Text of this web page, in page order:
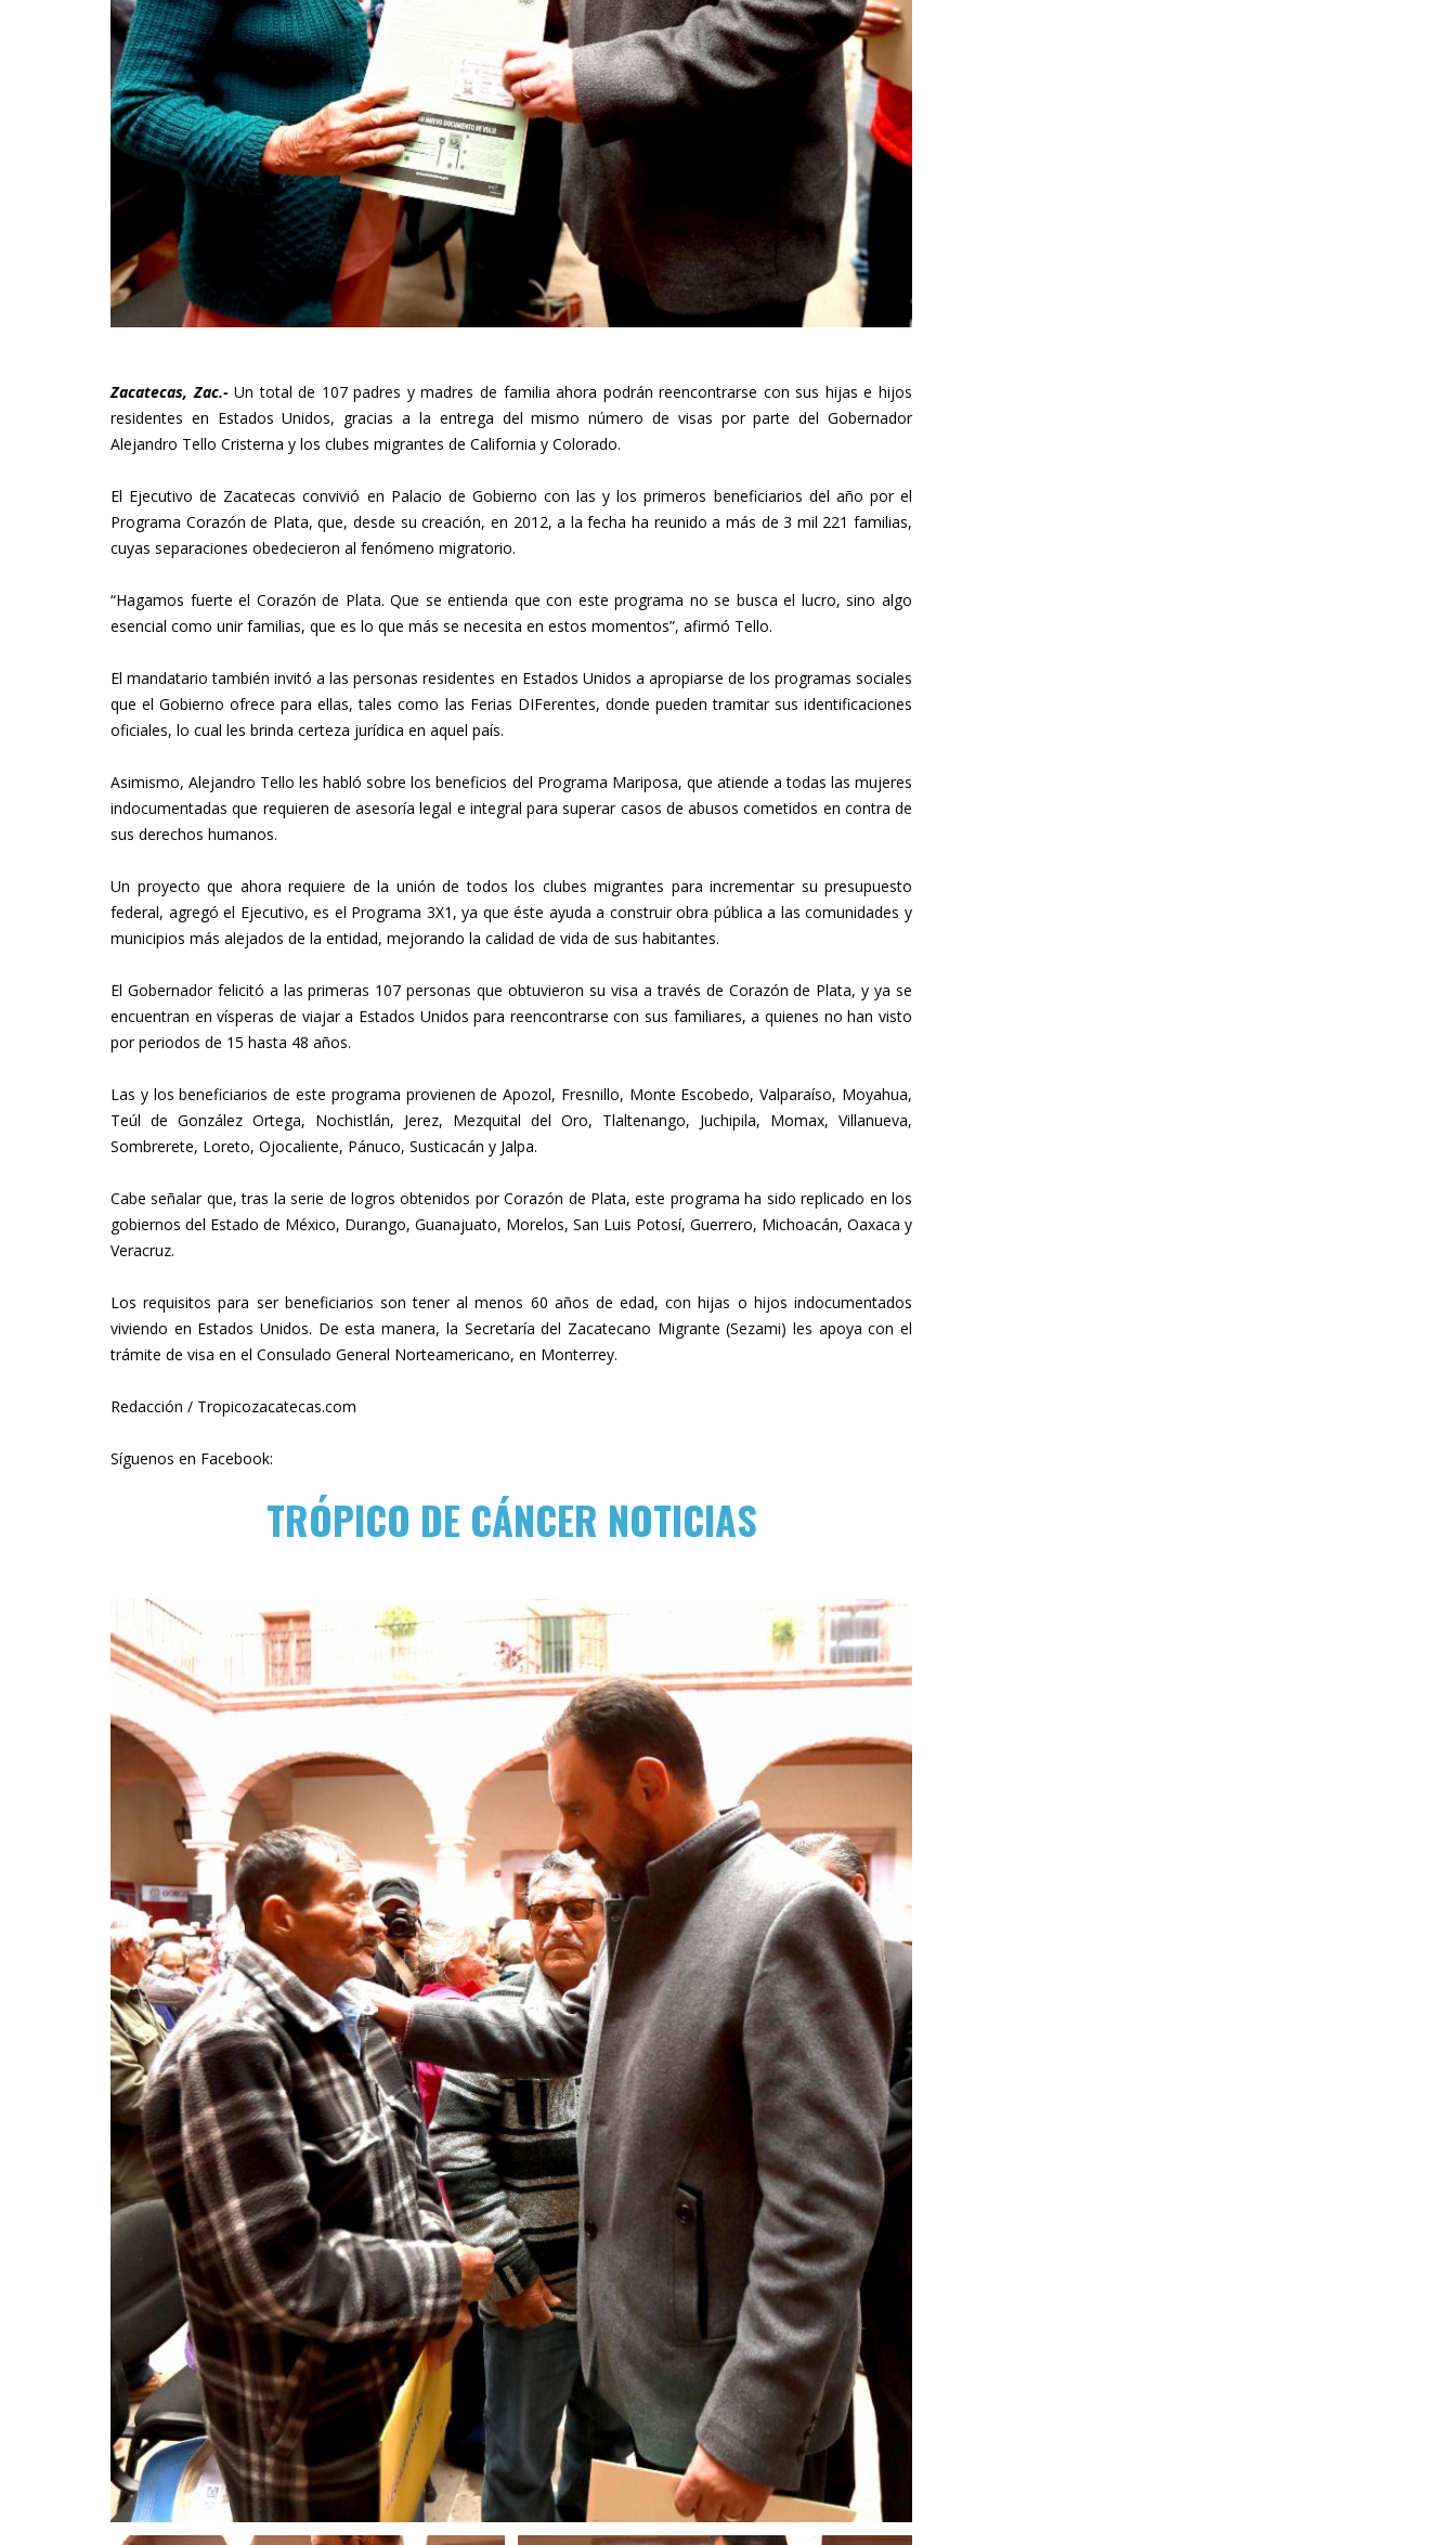
Zacatecas, Zac.-Un total de 107 padres y madres de familia ahora podrán reencontrarse con sus hijas e hijos
residentes en Estados Unidos, gracias a la entrega del mismo número de visas por parte del Gobernador
Alejandro Tello Cristerna y los clubes migrantes de California y Colorado.
El Ejecutivo de Zacatecas convivió en Palacio de Gobierno con las y los primeros beneficiarios del año por el
Programa Corazón de Plata, que, desde su creación, en 2012, a la fecha ha reunido a más de 3 mil 221 familias,
cuyas separaciones obedecieron al fenómeno migratorio.
“Hagamos fuerte el Corazón de Plata. Que se entienda que con este programa no se busca el lucro, sino algo
esencial como unir familias, que es lo que más se necesita en estos momentos”, afirmó Tello.
El mandatario también invitó a las personas residentes en Estados Unidos a apropiarse de los programas sociales
que el Gobierno ofrece para ellas, tales como las Ferias DIFerentes, donde pueden tramitar sus identificaciones
oficiales, lo cual les brinda certeza jurídica en aquel país.
Asimismo, Alejandro Tello les habló sobre los beneficios del Programa Mariposa, que atiende a todas las mujeres
indocumentadas que requieren de asesoría legal e integral para superar casos de abusos cometidos en contra de
sus derechos humanos.
Un proyecto que ahora requiere de la unión de todos los clubes migrantes para incrementar su presupuesto
federal, agregó el Ejecutivo, es el Programa 3X1, ya que éste ayuda a construir obra pública a las comunidades y
municipios más alejados de la entidad, mejorando la calidad de vida de sus habitantes.
El Gobernador felicitó a las primeras 107 personas que obtuvieron su visa a través de Corazón de Plata, y ya se
encuentran en vísperas de viajar a Estados Unidos para reencontrarse con sus familiares, a quienes no han visto
por periodos de 15 hasta 48 años.
Las y los beneficiarios de este programa provienen de Apozol, Fresnillo, Monte Escobedo, Valparaíso, Moyahua,
Teúl de González Ortega, Nochistlán, Jerez, Mezquital del Oro, Tlaltenango, Juchipila, Momax, Villanueva,
Sombrerete, Loreto, Ojocaliente, Pánuco, Susticacán y Jalpa.
Cabe señalar que, tras la serie de logros obtenidos por Corazón de Plata, este programa ha sido replicado en los
gobiernos del Estado de México, Durango, Guanajuato, Morelos, San Luis Potosí, Guerrero, Michoacán, Oaxaca y
Veracruz.
Los requisitos para ser beneficiarios son tener al menos 60 años de edad, con hijas o hijos indocumentados
viviendo en Estados Unidos. De esta manera, la Secretaría del Zacatecano Migrante (Sezami) les apoya con el
trámite de visa en el Consulado General Norteamericano, en Monterrey.
Redacción / Tropicozacatecas.com
Síguenos en Facebook:
TRÓPICO DE CÁNCER NOTICIAS